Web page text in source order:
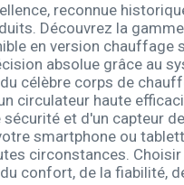
reconnue
Découvrez la
en version
absolue grâce au
célèbre corps de
circulateur haute
et d'un capteur
smartphone ou
circonstances.
confort, de la fiabilité,